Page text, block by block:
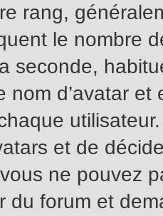
rang,
le nombre
seconde,
nom d’avatar
et de
ne pouvez
du forum et